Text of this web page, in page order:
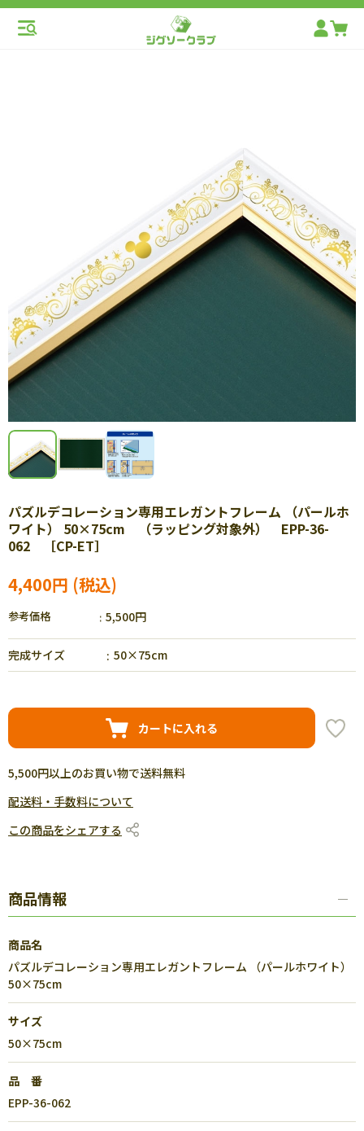
パズルデコレーション専用エレガントフレーム （パールホ
ワイト） 50×75cm （ラッピング対象外） EPP-36-
062 ［CP-ET］
4,400円
参考価格 5,500円
完成サイズ 50×75cm
カートに入れる
5,500円以上のお買い物で送料無料
配送料・手数料について
この商品をシェアする
商品情報
商品名
パズルデコレーション専用エレガントフレーム （パールホワイト）
50×75cm
サイズ
50×75cm
品 番
EPP-36-062